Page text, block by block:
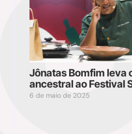
Jônatas Bomfim leva
ancestral ao Festival
6 de maio de 2025